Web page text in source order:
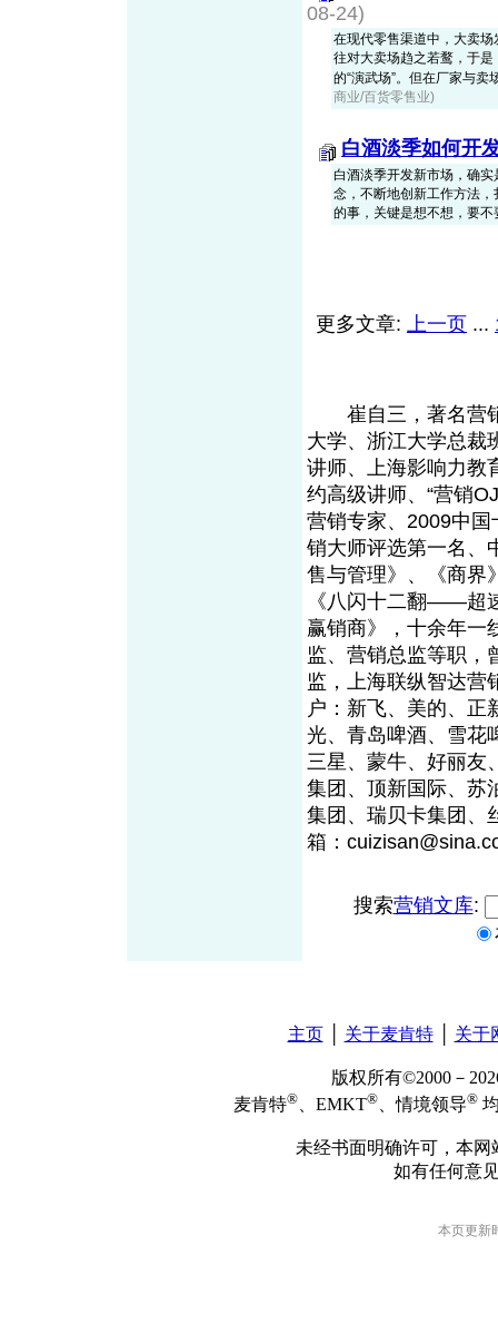
08-24)
在现代零售渠道中，大卖
往对大卖场趋之若鹜，于
的“演武场”。但在厂家与
商业/百货零售业)
白酒淡季如何开
白酒淡季开发新市场，确
念，不断地创新工作方法
的事，关键是想不想，要
更多文章: 上一页 ...
崔自三，著名营
大学、浙江大学总裁
讲师、上海影响力教
约高级讲师、“营销
营销专家、2009中
销大师评选第一名、
售与管理》、《商界
《八闪十二翻——超
赢销商》，十余年一
监、营销总监等职，
监，上海联纵智达营
户：新飞、美的、正
光、青岛啤酒、雪花
三星、蒙牛、好丽
集团、顶新国际、苏
集团、瑞贝卡集团、
箱：
搜索营销文库:
主页│ 关于麦肯特│ 关于
版权所有©2000－
麦肯特® 、EMKT® 、情境领导®
未经书面明确许可，本
如有任何意
本页更新